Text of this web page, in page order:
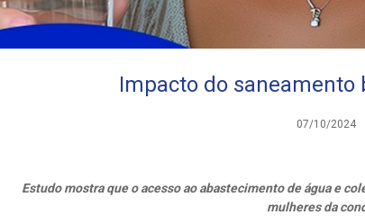
Impacto do
07/10/2024
Estudo mostra que o acesso ao abastecimento de água e
mulheres da